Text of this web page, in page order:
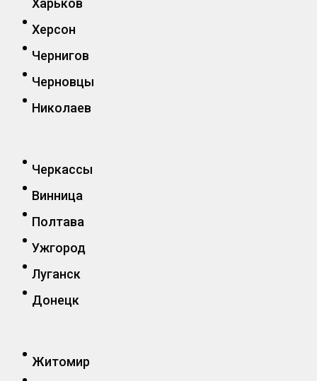
Харьков
Херсон
Чернигов
Черновцы
Николаев
Черкассы
Винница
Полтава
Ужгород
Луганск
Донецк
Житомир